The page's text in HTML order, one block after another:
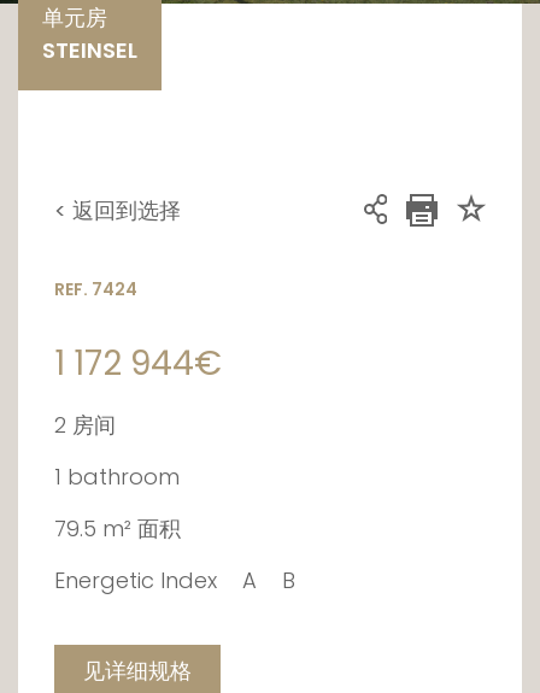
单元房
STEINSEL
< 返回到选择
REF. 7424
1 172 944€
2 房间
1 bathroom
79.5 m² 面积
Energetic Index
A B
见详细规格